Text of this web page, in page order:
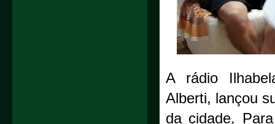
A rádio
Alberti, lançou
da cidade.